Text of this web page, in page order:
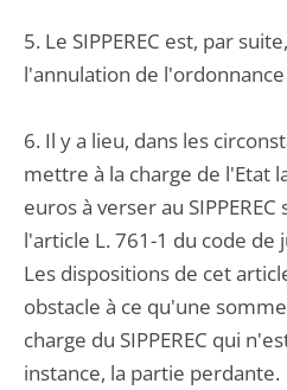
5. Le SIPPEREC est, par
l'annulation de
6. Il y a lieu, dans les
mettre à la charge de l'Etat
euros à verser au
l'article L. 761-1 du code de
Les dispositions de cet
obstacle à ce qu'une
charge du SIPPEREC qui
instance, la partie perdante.